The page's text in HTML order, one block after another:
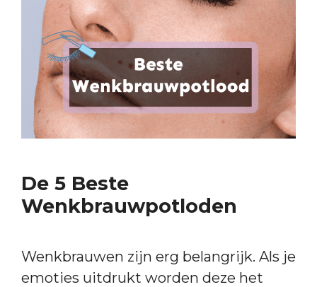
De 5 Beste
Wenkbrauwpotloden
Wenkbrauwen zijn erg belangrijk. Als je
emoties uitdrukt worden deze het